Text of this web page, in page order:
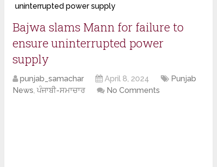
uninterrupted power supply
Bajwa slams Mann for failure to
ensure uninterrupted power
supply
punjab_samachar April 8, 2024
Punjab
News,ਪੰਜਾਬੀ-ਸਮਾਚਾਰ No Comments